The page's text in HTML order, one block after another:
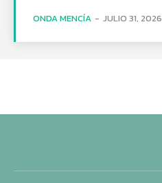
ONDA MENCÍA - JULIO 31, 2026